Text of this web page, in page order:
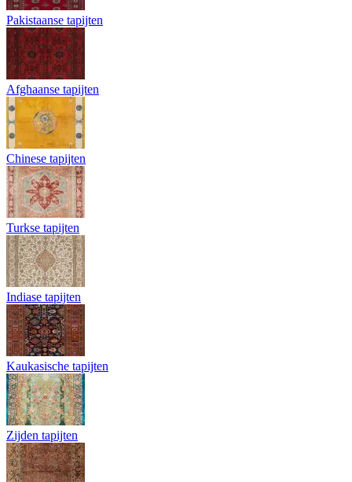
Pakistaanse tapijten
Afghaanse tapijten
Chinese tapijten
Turkse tapijten
Indiase tapijten
Kaukasische tapijten
Zijden tapijten